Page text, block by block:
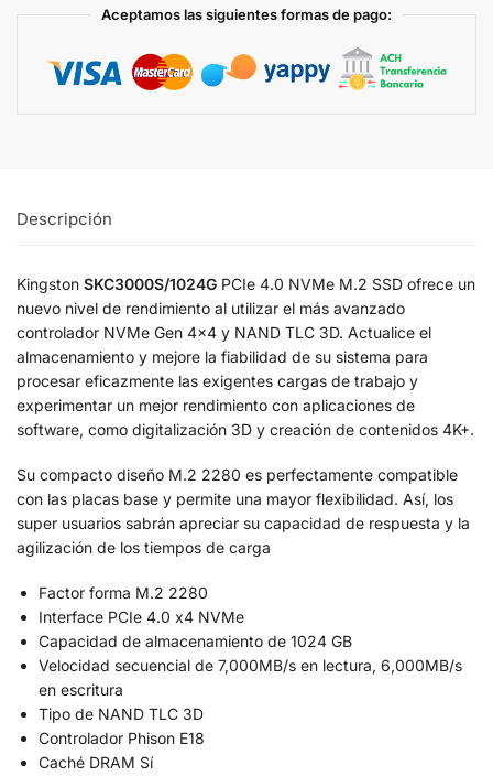
Aceptamos las siguientes formas de pago:
Descripción
Kingston SKC3000S/1024G PCIe 4.0 NVMe M.2 SSD ofrece un
nuevo nivel de rendimiento al utilizar el más avanzado
controlador NVMe Gen 4×4 y NAND TLC 3D. Actualice el
almacenamiento y mejore la fiabilidad de su sistema para
procesar eficazmente las exigentes cargas de trabajo y
experimentar un mejor rendimiento con aplicaciones de
software, como digitalización 3D y creación de contenidos 4K+.
Su compacto diseño M.2 2280 es perfectamente compatible
con las placas base y permite una mayor flexibilidad. Así, los
super usuarios sabrán apreciar su capacidad de respuesta y la
agilización de los tiempos de carga
Factor forma M.2 2280
Interface PCIe 4.0 x4 NVMe
Capacidad de almacenamiento de 1024 GB
Velocidad secuencial de 7,000MB/s en lectura, 6,000MB/s
en escritura
Tipo de NAND TLC 3D
Controlador Phison E18
Caché DRAM Sí